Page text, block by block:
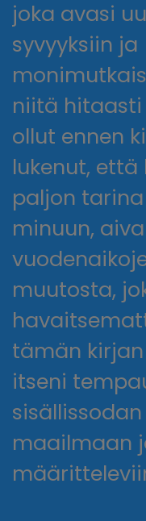
joka avasi
syvyyksiin ja
niitä hitaasti
ollut ennen
lukenut, että
paljon
minuun,
muutosta,
tämän
itseni
maailmaan